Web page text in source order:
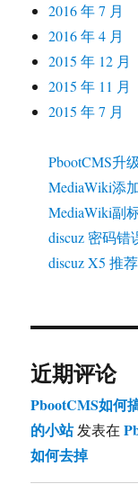
2016 年 7 月
2016 年 4 月
2015 年 12 月
2015 年 11 月
2015 年 7 月
PbootCMS升
MediaWiki添
MediaWiki副
discuz 密码
discuz X5 推
近期评论
PbootCMS如何
的小站发表在
如何去掉